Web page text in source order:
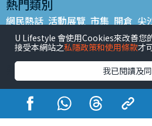
熱門類別
網民熱話 活動展覽 市集 開倉 尖
銅鑼灣好去處 元朗好去處 荃灣好
餐廳情報 戶外郊遊
熱門標籤
#UGO搵好去處 #人氣活動推介 #
#親子玩樂好去處
#ULifestyle應用
#UJetso禮物放送
#ULifestyle商
U Lifestyle 會使用Cookies來改善您
接受本網站之私隱政策和使用條款才
我已閱讀及